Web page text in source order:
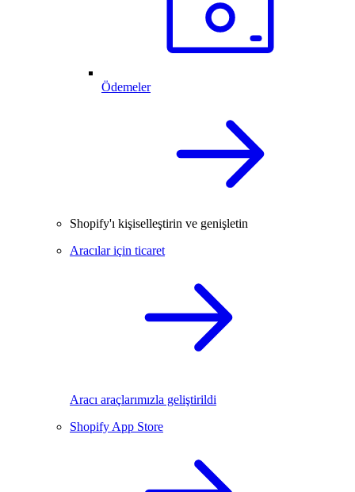
Ödemeler
Shopify'ı kişiselleştirin ve genişletin
Aracılar için ticaret
Aracı araçlarımızla geliştirildi
Shopify App Store